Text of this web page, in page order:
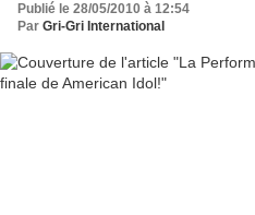
Publié le 28/05/2010 à 12:54
Par Gri-Gri International